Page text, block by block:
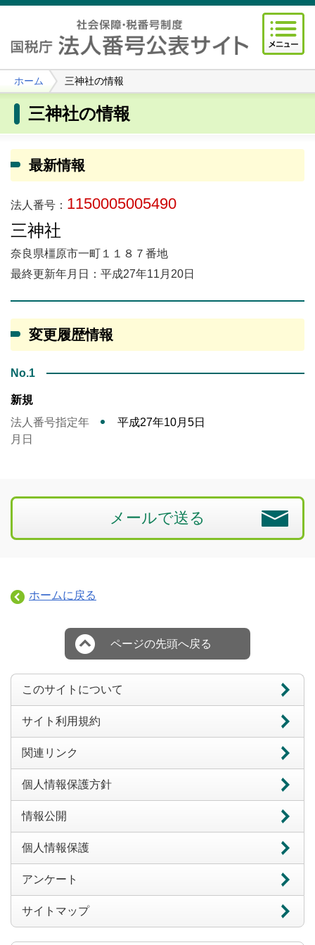
ホーム 三神社の情報
三神社の情報
最新情報
法人番号： 1150005005490
三神社
奈良県橿原市一町１１８７番地
最終更新年月日：平成27年11月20日
変更履歴情報
No.1
新規
法人番号指定年
月日
平成27年10月5日
メールで送る
ホームに戻る
ページの先頭へ戻る
このサイトについて
サイト利用規約
関連リンク
個人情報保護方針
情報公開
個人情報保護
アンケート
サイトマップ